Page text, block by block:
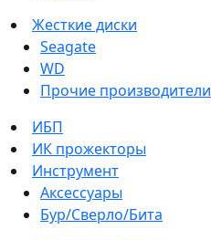
Жесткие диски
Seagate
WD
Прочие производители
ИБП
ИК прожекторы
Инструмент
Аксессуары
Бур/Сверло/Бита